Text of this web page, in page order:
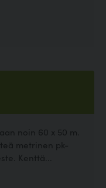
noin 60 x 50 m.
metrinen pk-
Kenttä...